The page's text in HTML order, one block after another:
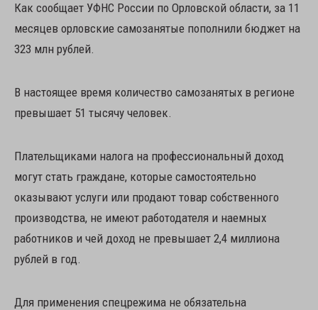
Как сообщает УФНС России по Орловской области, за 11
месяцев орловские самозанятые пополнили бюджет на
323 млн рублей.
В настоящее время количество самозанятых в регионе
превышает 51 тысячу человек.
Плательщиками налога на профессиональный доход
могут стать граждане, которые самостоятельно
оказывают услуги или продают товар собственного
производства, не имеют работодателя и наемных
работников и чей доход не превышает 2,4 миллиона
рублей в год.
Для применения спецрежима не обязательна